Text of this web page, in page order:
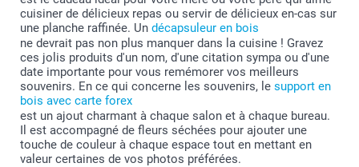
cuisiner de délicieux repas ou servir de délicieux en-cas sur
une planche raffinée. Un décapsuleur en bois
ne devrait pas non plus manquer dans la cuisine ! Gravez
ces jolis produits d'un nom, d'une citation sympa ou d'une
date importante pour vous remémorer vos meilleurs
souvenirs. En ce qui concerne les souvenirs, le support en
bois avec carte forex
est un ajout charmant à chaque salon et à chaque bureau.
Il est accompagné de fleurs séchées pour ajouter une
touche de couleur à chaque espace tout en mettant en
valeur certaines de vos photos préférées.